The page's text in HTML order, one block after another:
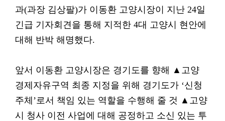
과(과장 김상팔)가 이동환 고양시장이 지난 24일
긴급 기자회견을 통해 지적한 4대 고양시 현안에
대해 반박 해명했다.
앞서 이동환 고양시장은 경기도를 향해 ▲고양
경제자유구역 최종 지정을 위해 경기도가 ‘신청
주체’로서 책임 있는 역할을 수행해 줄 것 ▲고양
시 청사 이전 사업에 대해 공정하고 소신 있는 투